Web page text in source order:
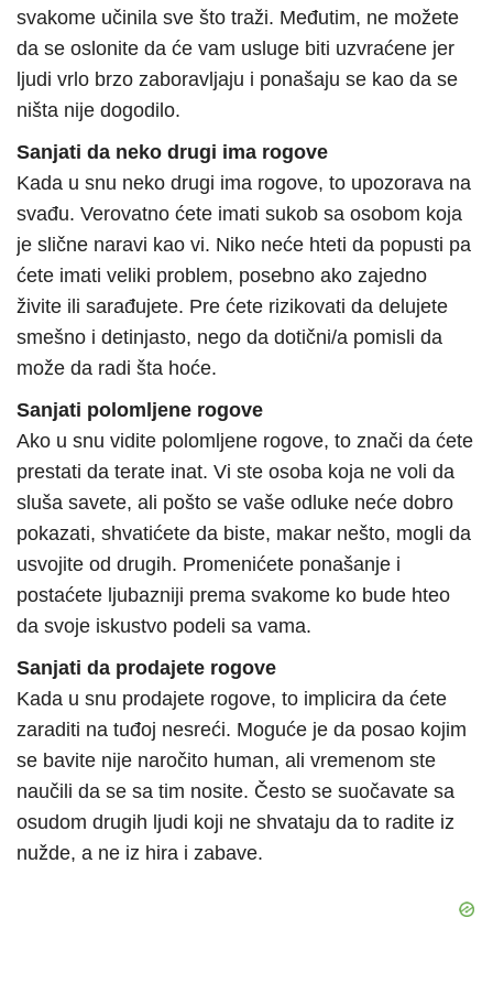
svakome učinila sve što traži. Međutim, ne možete
da se oslonite da će vam usluge biti uzvraćene jer
ljudi vrlo brzo zaboravljaju i ponašaju se kao da se
ništa nije dogodilo.
Sanjati da neko drugi ima rogove
Kada u snu neko drugi ima rogove, to upozorava na
svađu. Verovatno ćete imati sukob sa osobom koja
je slične naravi kao vi. Niko neće hteti da popusti pa
ćete imati veliki problem, posebno ako zajedno
živite ili sarađujete. Pre ćete rizikovati da delujete
smešno i detinjasto, nego da dotični/a pomisli da
može da radi šta hoće.
Sanjati polomljene rogove
Ako u snu vidite polomljene rogove, to znači da ćete
prestati da terate inat. Vi ste osoba koja ne voli da
sluša savete, ali pošto se vaše odluke neće dobro
pokazati, shvatićete da biste, makar nešto, mogli da
usvojite od drugih. Promenićete ponašanje i
postaćete ljubazniji prema svakome ko bude hteo
da svoje iskustvo podeli sa vama.
Sanjati da prodajete rogove
Kada u snu prodajete rogove, to implicira da ćete
zaraditi na tuđoj nesreći. Moguće je da posao kojim
se bavite nije naročito human, ali vremenom ste
naučili da se sa tim nosite. Često se suočavate sa
osudom drugih ljudi koji ne shvataju da to radite iz
nužde, a ne iz hira i zabave.